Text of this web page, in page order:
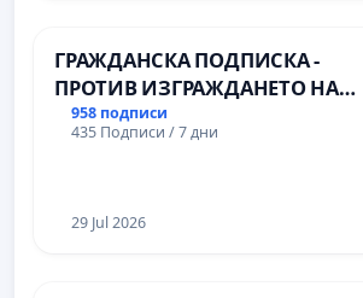
Пазарджик
ГРАЖДАНСКА ПОДПИСКА -
ПРОТИВ ИЗГРАЖДАНЕТО НА
ВЪЖЕНА ЛИНИЯ (ЛИФТ) НА
ТЕРИТОРИЯТА НА ПРИРОДНА
(БУНАРДЖИК)
958 подписи
435 Подписи / 7 дни
29 Jul 2026